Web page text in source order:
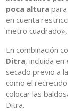
poca altura
en cuenta
metro
En combinación
Ditra, incluida
secado previo a
como el
colocar las
Ditra.